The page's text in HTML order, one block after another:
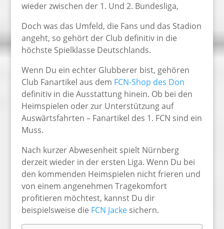
wieder zwischen der 1. Und 2. Bundesliga,
Doch was das Umfeld, die Fans und das Stadion
angeht, so gehört der Club definitiv in die
höchste Spielklasse Deutschlands.
Wenn Du ein echter Glubberer bist, gehören
Club Fanartikel aus dem FCN-Shop des Don
definitiv in die Ausstattung hinein. Ob bei den
Heimspielen oder zur Unterstützung auf
Auswärtsfahrten – Fanartikel des 1. FCN sind ein
Muss.
Nach kurzer Abwesenheit spielt Nürnberg
derzeit wieder in der ersten Liga. Wenn Du bei
den kommenden Heimspielen nicht frieren und
von einem angenehmen Tragekomfort
profitieren möchtest, kannst Du dir
beispielsweise die FCN Jackesichern.